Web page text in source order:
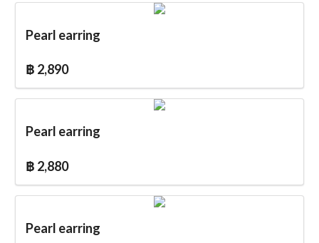
Pearl earring
฿ 2,890
Pearl earring
฿ 2,880
Pearl earring